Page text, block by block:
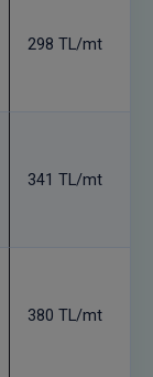
298 TL/mt
341 TL/mt
380 TL/mt